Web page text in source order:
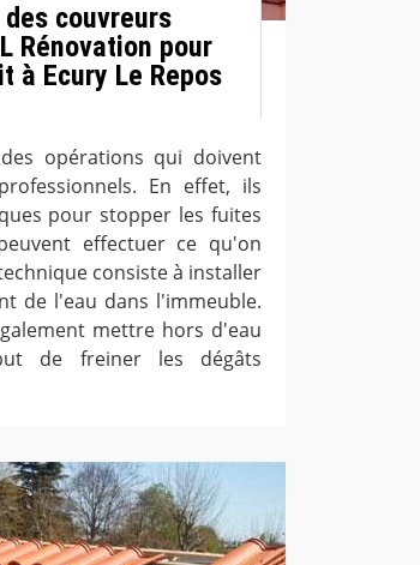
couvreurs
Rénovation pour
à Ecury Le Repos
opérations qui doivent
En effet, ils
pour stopper les fuites
effectuer ce qu'on
consiste à installer
de l'eau dans l'immeuble.
mettre hors d'eau
de freiner les dégâts